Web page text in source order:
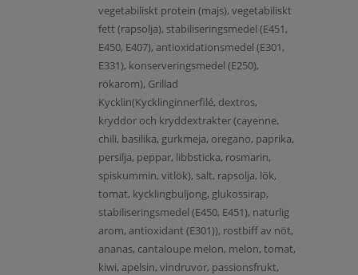
vegetabiliskt protein (majs), vegetabiliskt
fett (rapsolja), stabiliseringsmedel (E451,
E450, E407), antioxidationsmedel (E301,
E331), konserveringsmedel (E250),
rökarom), Grillad
Kycklin(Kycklinginnerfilé, dextros,
kryddor och kryddextrakter (cayenne,
chili, basilika, gurkmeja, oregano, paprika,
persilja, peppar, libbsticka, rosmarin,
spiskummin, vitlök), salt, rapsolja, lök,
tomat, kycklingbuljong, glukossirap,
stabiliseringsmedel (E450, E451), naturlig
arom, antioxidant (E301)), rostbiff av nöt,
ananas, cantaloupe melon, melon, tomat,
kiwi, apelsin, vindruvor, passionsfrukt,